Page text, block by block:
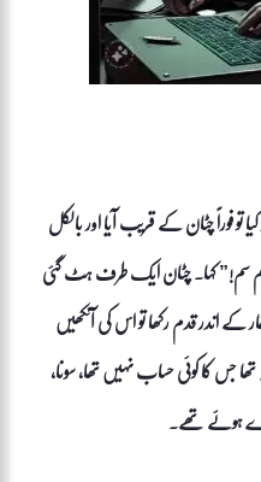
فوراً چٹان کے قریب آیا اور بالکل
سم سم!” کہا۔ چٹان ایک طرف ہٹ گئی
کے اندر قدم رکھا تو اس کی آنکھیں
جس کا کوئی حساب نہیں تھا، سونا،
ہوئے تھے۔